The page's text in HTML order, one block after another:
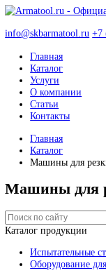
info@skbarmatool.ru
Главная
Каталог
Услуги
О компании
Статьи
Главная
Каталог
Машины для
Каталог продукции